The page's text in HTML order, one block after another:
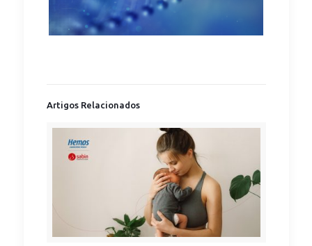
Artigos Relacionados